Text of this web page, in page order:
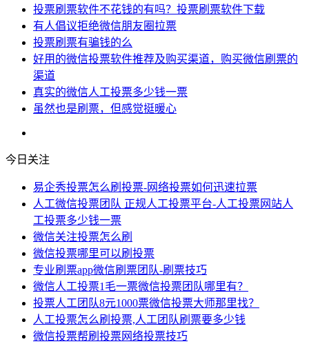
投票刷票软件不花钱的有吗？投票刷票软件下载
有人倡议拒绝微信朋友圈拉票
投票刷票有骗钱的么
好用的微信投票软件推荐及购买渠道，购买微信刷票的
渠道
真实的微信人工投票多少钱一票
虽然也是刷票，但感觉挺暖心
今日关注
易企秀投票怎么刷投票-网络投票如何迅速拉票
人工微信投票团队 正规人工投票平台-人工投票网站人
工投票多少钱一票
微信关注投票怎么刷
微信投票哪里可以刷投票
专业刷票app微信刷票团队-刷票技巧
微信人工投票1毛一票微信投票团队哪里有？
投票人工团队8元1000票微信投票大师那里找？
人工投票怎么刷投票,人工团队刷票要多少钱
微信投票帮刷投票网络投票技巧